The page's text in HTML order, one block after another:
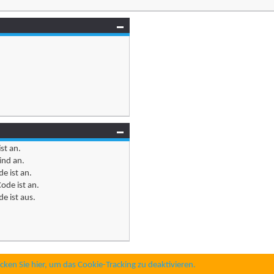
ist an.
an.
istan.
istan.
istaus.
Sie hier, um das Cookie-Tracking zu deaktivieren.